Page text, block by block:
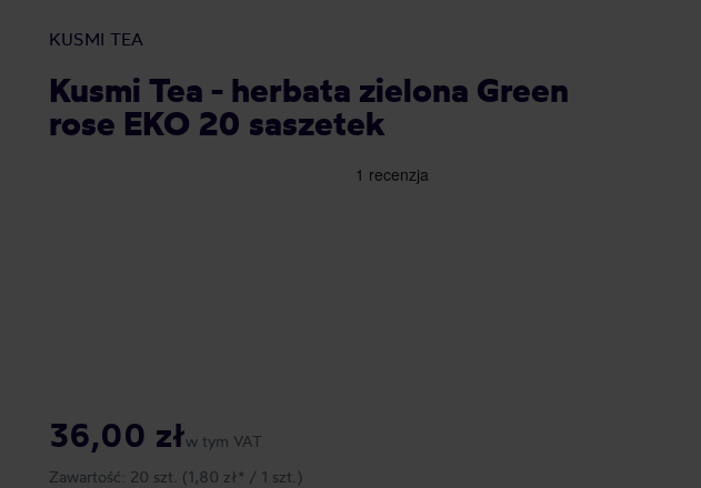
KUSMI TEA
Kusmi Tea - herbata zielona Green
rose EKO 20 saszetek
36,00 złw tym VAT
Zawartość: 20 szt. (1,80 zł* / 1 szt.)